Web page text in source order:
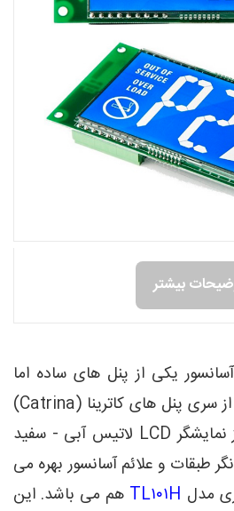
بیشتر
یکی از پنل های ساده اما
کامل عرض ۲۵ سانتیمتر از سری پنل های کاترینا (Catrina)
می باشد. این پنل که از نمایشگر LCD لاتیس آبی - سفید
طبقات و علائم آسانسور بهره می
مدل TL۱۰۱H هم می باشد. این